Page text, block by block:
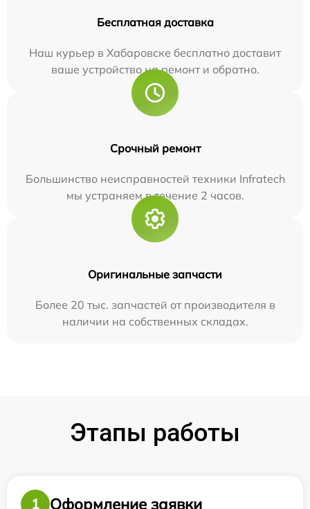
Бесплатная доставка
Наш курьер в Хабаровске бесплатно доставит
ваше устройство на ремонт и обратно.
Срочный ремонт
Большинство неисправностей техники Infratech
мы устраняем в течение 2 часов.
Оригинальные запчасти
Более 20 тыс. запчастей от производителя в
наличии на собственных складах.
Этапы работы
1
Оформление заявки